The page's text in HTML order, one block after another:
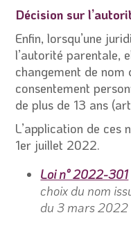
Décision sur
Enfin, lorsqu’une
l’autorité parentale,
changement de nom
consentement
de plus de 13 ans
L’application de ces
1er juillet 2022.
Loi n° 2022-301
choix du nom
du 3 mars 2022